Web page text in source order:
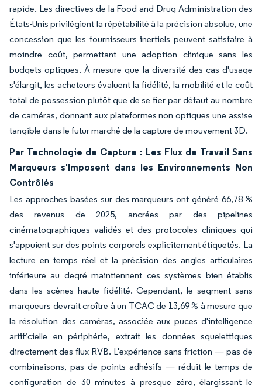
rapide. Les directives de la Food and Drug Administration des
États-Unis privilégient la répétabilité à la précision absolue, une
concession que les fournisseurs inertiels peuvent satisfaire à
moindre coût, permettant une adoption clinique sans les
budgets optiques. À mesure que la diversité des cas d'usage
s'élargit, les acheteurs évaluent la fidélité, la mobilité et le coût
total de possession plutôt que de se fier par défaut au nombre
de caméras, donnant aux plateformes non optiques une assise
tangible dans le futur marché de la capture de mouvement 3D.
Par Technologie de Capture : Les Flux de Travail Sans
Marqueurs s'Imposent dans les Environnements Non
Contrôlés
Les approches basées sur des marqueurs ont généré 66,78 %
des revenus de 2025, ancrées par des pipelines
cinématographiques validés et des protocoles cliniques qui
s'appuient sur des points corporels explicitement étiquetés. La
lecture en temps réel et la précision des angles articulaires
inférieure au degré maintiennent ces systèmes bien établis
dans les scènes haute fidélité. Cependant, le segment sans
marqueurs devrait croître à un TCAC de 13,69 % à mesure que
la résolution des caméras, associée aux puces d'intelligence
artificielle en périphérie, extrait les données squelettiques
directement des flux RVB. L'expérience sans friction — pas de
combinaisons, pas de points adhésifs — réduit le temps de
configuration de 30 minutes à presque zéro, élargissant le